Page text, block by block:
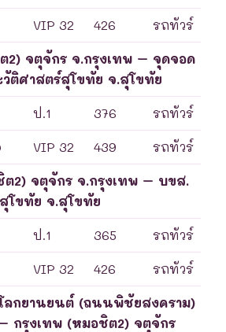
VIP 32 426 รถทัวร์
2) จตุจักร จ.กรุงเทพ – จุดจอด
ติศาสตร์สุโขทัย จ.สุโขทัย
ป.1 376 รถทัวร์
VIP 32 439 รถทัวร์
ต2) จตุจักร จ.กรุงเทพ – บขส.
สุโขทัย จ.สุโขทัย
ป.1 365 รถทัวร์
VIP 32 426 รถทัวร์
กยานยนต์ (ถนนพิชัยสงคราม)
กรุงเทพ (หมอชิต2) จตุจักร